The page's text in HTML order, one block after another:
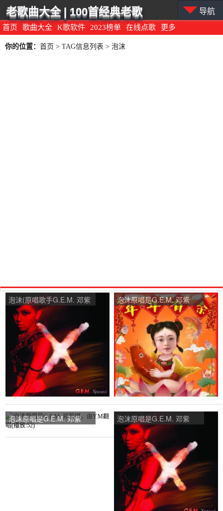
首页 歌曲大全 K歌软件 2023榜单 在线点歌 更多
老歌曲大全 | 100首经典老歌 导航
你的位置： 首页 > TAG信息列表 > 泡沫
泡沫(原唱歌手G.E.M. 邓紫
棋)，往后生在线演唱5402
分
泡沫原唱是G.E.M. 邓紫
棋，由一枚 吃货翻唱(播
放:13)
泡沫原唱是G.E.M. 邓紫
棋，由Y.M翻唱(播放:52)
泡沫原唱是G.E.M. 邓紫
棋，由叫我小骡子翻唱(播
放:25)